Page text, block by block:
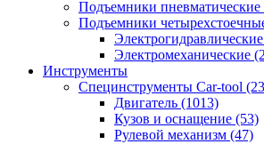
Подъемники пневматические
Подъемники
Электрогидравлические
Электромеханические
Инструменты
Специнструменты Car-tool
Двигатель (1013)
Кузов и оснащение (53)
Рулевой механизм (47)